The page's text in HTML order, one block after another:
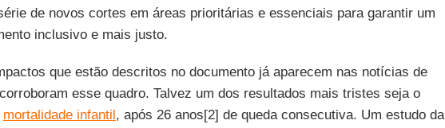
de novos cortes em áreas prioritárias e essenciais para garantir um
inclusivo e mais justo.
que estão descritos no documento já aparecem nas notícias de
esse quadro. Talvez um dos resultados mais tristes seja o
mortalidade infantil, após 26 anos[2] de queda consecutiva. Um estudo da